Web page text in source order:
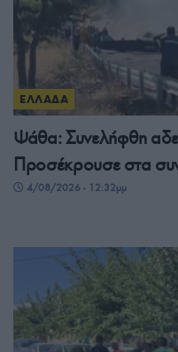
ΕΛΛΑΔΑ
Ψάθα: Συνελήφθη
Προσέκρουσε στα
4/08/2026 - 12:32μμ